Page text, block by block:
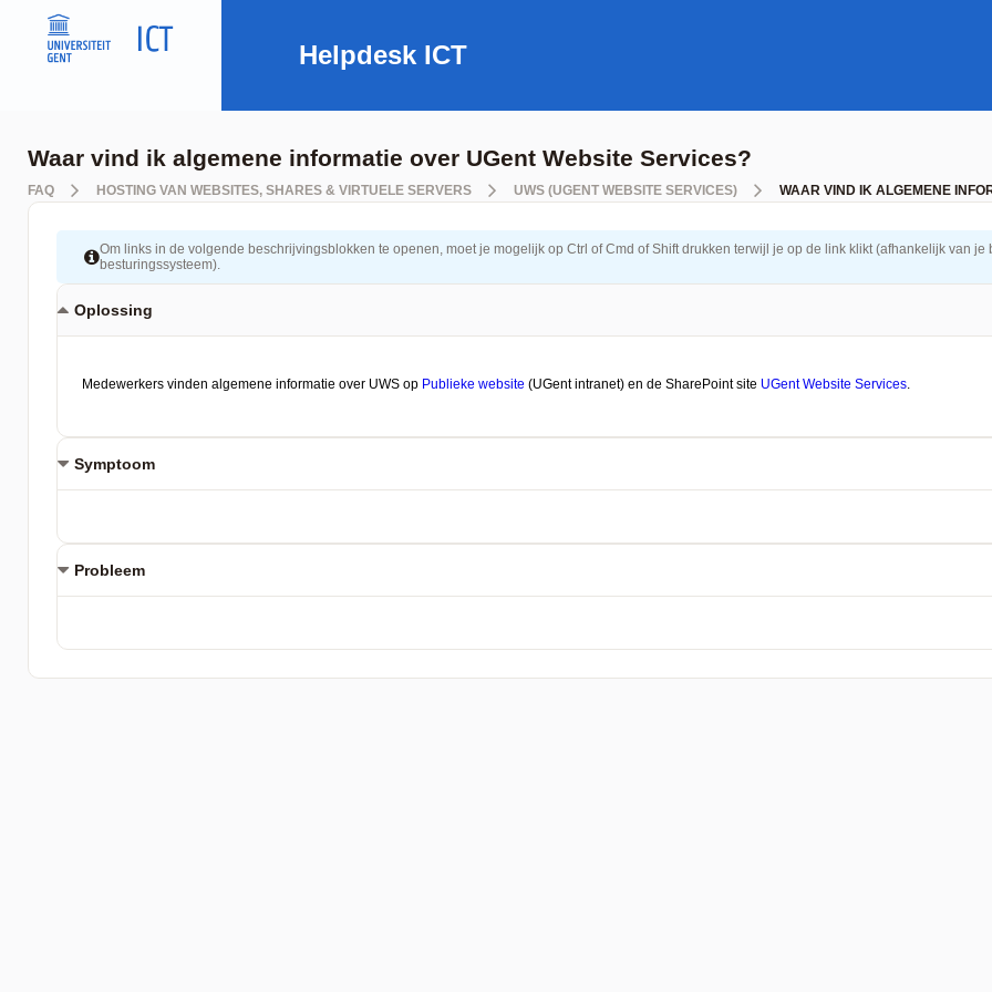
Helpdesk ICT
Waar vind ik algemene informatie over UGent Website Services?
FAQ HOSTING VAN WEBSITES, SHARES & VIRTUELE SERVERS UWS (UGENT WEBSITE SERVICES) WAAR VIND IK ALGEMENE
Om links in de volgende beschrijvingsblokken te openen, moet je mogelijk op Ctrl of Cmd of Shift drukken terwijl je op de link klikt (afhankelijk van je
besturingssysteem).
Oplossing
Symptoom
Probleem